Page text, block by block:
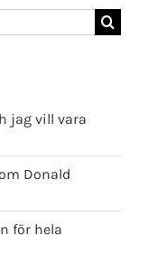
jag vill vara
Donald
för hela